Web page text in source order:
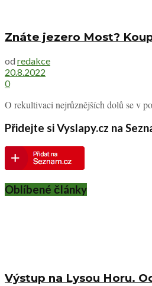
Znáte jezero Most?
od redakce
20.8.2022
0
O rekultivaci nejrůznějších dolů se v
Přidejte si Vyslapy.cz na
Oblíbené články
Výstup na Lysou Horu.